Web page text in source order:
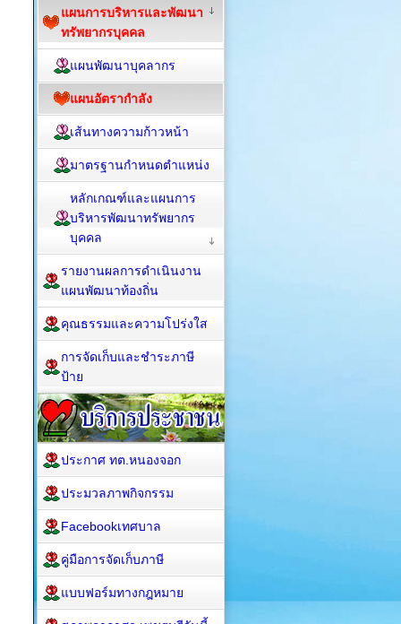
แผนการบริหารและพัฒนา
ทรัพยากรบุคคล
แผนพัฒนาบุคลากร
แผนอัตรากำลัง
เส้นทางความก้าวหน้า
มาตรฐานกำหนดตำแหน่ง
หลักเกณฑ์และแผนการ
บริหารพัฒนาทรัพยากร
บุคคล
รายงานผลการดำเนินงาน
แผนพัฒนาท้องถิ่น
คุณธรรมและความโปร่งใส
การจัดเก็บและชำระภาษี
ป้าย
ประกาศ ทต.หนองจอก
ประมวลภาพกิจกรรม
Facebookเทศบาล
คู่มือการจัดเก็บภาษี
แบบฟอร์มทางกฎหมาย